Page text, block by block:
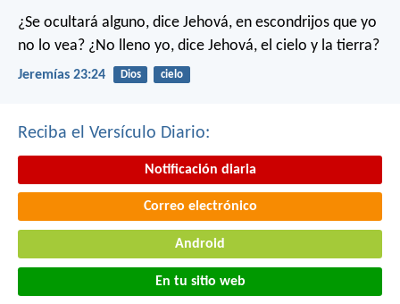
¿Se ocultará alguno, dice Jehová, en escondrijos que yo
no lo vea? ¿No lleno yo, dice Jehová, el cielo y la tierra?
Jeremías 23:24 Dios cielo
Reciba el Versículo Diario:
Notificación diaria
Correo electrónico
Android
En tu sitio web